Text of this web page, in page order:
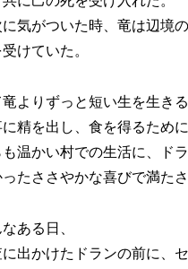
に気がついた時、竜は辺境
けていた。
竜よりずっと短い生を生き
に精を出し、食を得るため
温かい村での生活に、ド
たささやかな喜びで満たさ
ある日、
出かけたドランの前に、